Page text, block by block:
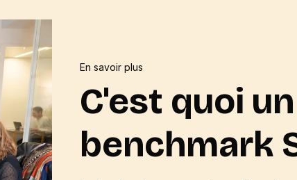
En savoir plus
C'est quoi un
benchmark